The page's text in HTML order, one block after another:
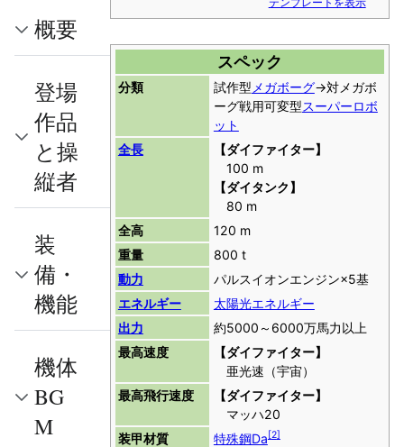
スペック
分類 試作型 メガボーグ→対メガボ
ーグ戦用可変型スーパーロボ
ット
全長
【ダイファイター】
100 m
【ダイタンク】
80 m
全高
120 m
重量
800 t
動力
パルスイオンエンジン×5基
エネルギー
太陽光エネルギー
出力
約5000～6000万馬力以上
最高速度
【ダイファイター】
亜光速（宇宙）
最高飛行速度
【ダイファイター】
マッハ20
装甲材質
特殊鋼Da[2]
概要
登場
作品
と操
縦者
装
備・
機能
機体
BG
M